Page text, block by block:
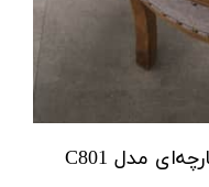
صندلی چوب گردو با روکش پارچه‌ای مدل C801